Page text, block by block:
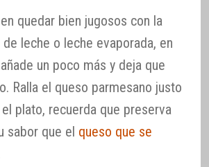
quedar bien jugosos con la
leche o leche evaporada, en
un poco más y deja que
Ralla el queso parmesano justo
plato, recuerda que preserva
sabor que el queso que se